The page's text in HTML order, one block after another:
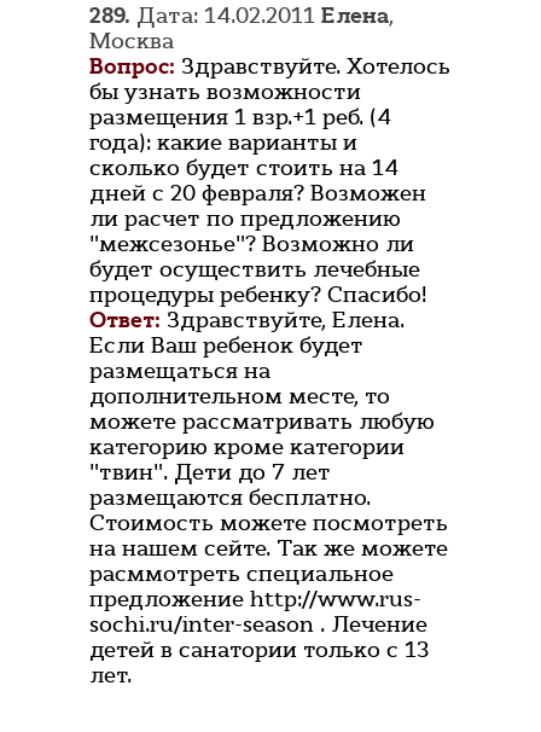
289. Дата: 14.02.2011 Елена,
Москва
Вопрос: Здравствуйте. Хотелось
бы узнать возможности
размещения 1 взр.+1 реб. (4
года): какие варианты и
сколько будет стоить на 14
дней с 20 февраля? Возможен
ли расчет по предложению
"межсезонье"? Возможно ли
будет осуществить лечебные
процедуры ребенку? Спасибо!
Ответ: Здравствуйте, Елена.
Если Ваш ребенок будет
размещаться на
дополнительном месте, то
можете рассматривать любую
категорию кроме категории
"твин". Дети до 7 лет
размещаются бесплатно.
Стоимость можете посмотреть
на нашем сейте. Так же можете
расммотреть специальное
предложение http://www.rus-
sochi.ru/inter-season . Лечение
детей в санатории только с 13
лет.